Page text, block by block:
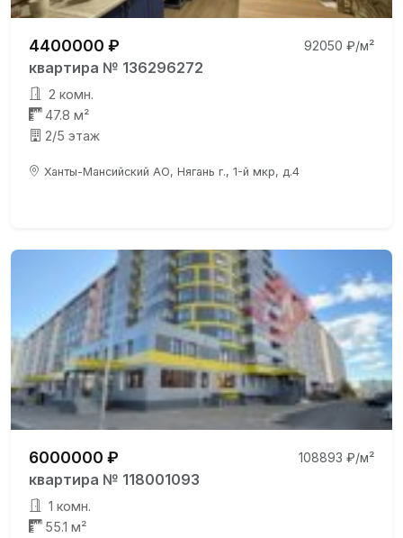
4400000 ₽ 92050 ₽/м²
квартира № 136296272
2 комн.
47.8 м²
2/5 этаж
Ханты-Мансийский АО, Нягань г., 1-й мкр, д.4
6000000 ₽ 108893 ₽/м²
квартира № 118001093
1 комн.
55.1 м²